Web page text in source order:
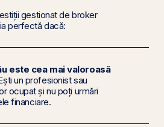
gestionat de broker
perfectă dacă:
este cea mai valoroasă
un profesionist sau
ocupat și nu poți urmări
financiare.